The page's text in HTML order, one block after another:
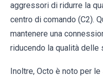
aggressori di ridurre la
centro di comando (C2).
mantenere una
riducendo la qualità delle
Inoltre, Octo è noto per